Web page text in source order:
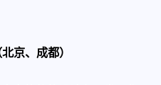
京、成都）